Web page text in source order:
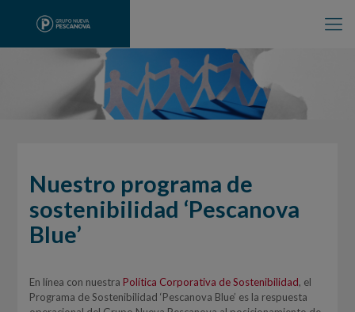
Nuestro programa de
sostenibilidad ‘Pescanova
Blue’
En línea con nuestra Política Corporativa de Sostenibilidad, el
Programa de Sostenibilidad ‘Pescanova Blue’ es la respuesta